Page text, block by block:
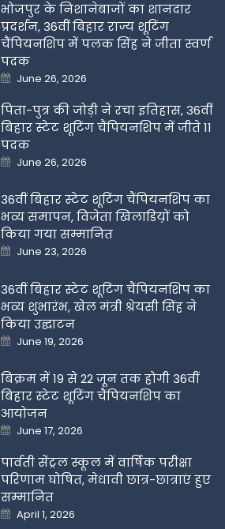
भोजपुर के निशानेबाजों का शानदार
प्रदर्शन, 36वीं बिहार राज्य शूटिंग
चैंपियनशिप में पलक सिंह ने जीता स्वर्ण
पदक
Posted
on
June 26, 2026
पिता-पुत्र की जोड़ी ने रचा इतिहास, 36वीं
बिहार स्टेट शूटिंग चैंपियनशिप में जीते 11
पदक
Posted
on
June 26, 2026
36वीं बिहार स्टेट शूटिंग चैंपियनशिप का
भव्य समापन, विजेता खिलाडिय़ों को
किया गया सम्मानित
Posted
on
June 23, 2026
36वीं बिहार स्टेट शूटिंग चैंपियनशिप का
भव्य शुभारंभ, खेल मंत्री श्रेयसी सिंह ने
किया उद्घाटन
Posted
on
June 19, 2026
बिक्रम में 19 से 22 जून तक होगी 36वीं
बिहार स्टेट शूटिंग चैंपियनशिप का
आयोजन
Posted
on
June 17, 2026
पार्वती सेंट्रल स्कूल में वार्षिक परीक्षा
परिणाम घोषित, मेधावी छात्र-छात्राएं हुए
सम्मानित
Posted
on
April 1, 2026